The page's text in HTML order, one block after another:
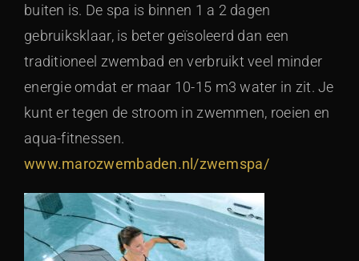
buiten is. De spa is binnen 1 a 2 dagen
gebruiksklaar, is beter geïsoleerd dan een
traditioneel zwembad en verbruikt veel minder
energie omdat er maar 10-15 m3 water in zit. Je
kunt er tegen de stroom in zwemmen, roeien en
aqua-fitnessen.
www.marozwembaden.nl/zwemspa/